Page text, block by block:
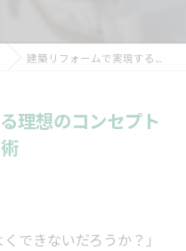
建築リフォームで実現する理想のコンセプトと埼玉県の自然素材活用術
理想のコンセプト
できないだろうか？」